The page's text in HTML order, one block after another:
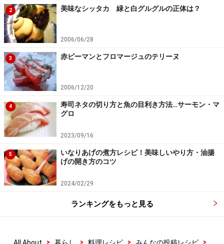
2 美味なシッタカ 緑と白グルグルの正体は？
2006/06/28
3 赤ピーマンとフロマージュのテリーヌ
2006/12/20
4
寿司ネタの切り方と魚の目利き方法…サーモン・マ
グロ
2023/09/16
5
いなりあげの煮方レシピ！美味しいやり方・油揚
げの開き方のコツ
2024/02/29
ランキングをもっと見る
All About > 暮らし > 料理レシピ > みんなの投稿レシピ
>